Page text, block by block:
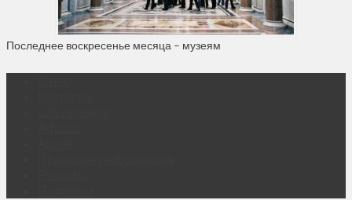
Последнее воскресенье месяца – музеям